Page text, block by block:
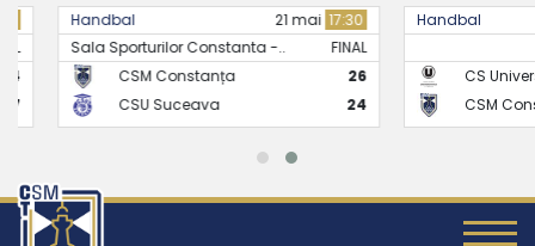
Handbal 21 mai 17:30
Sala Sporturilor Constanta -..
CSM Constanța
CSU Suceava
Handbal
CS
CSM